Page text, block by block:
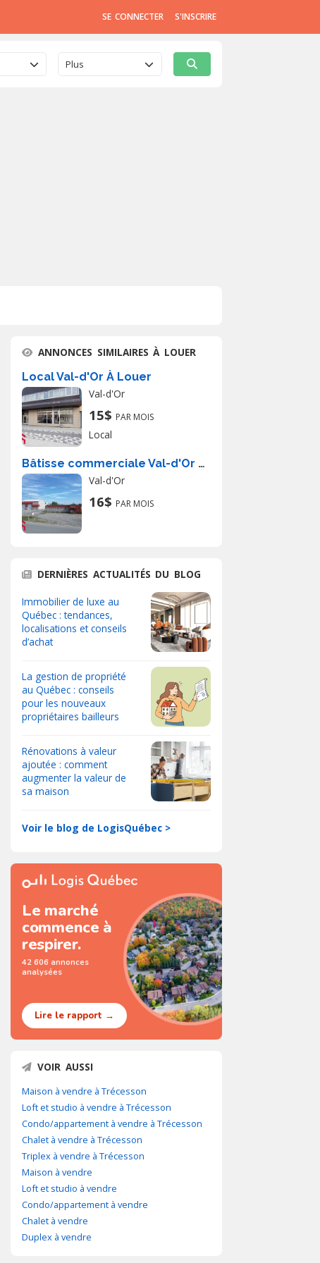
SE CONNECTER S'INSCRIRE
Plus
ANNONCES SIMILAIRES À LOUER
Local Val-d'Or À Louer
Val-d'Or
15$ PAR MOIS
Local
Bâtisse commerciale Val-d'Or À Louer
Val-d'Or
16$ PAR MOIS
DERNIÈRES ACTUALITÉS DU BLOG
Immobilier de luxe au
Québec : tendances,
localisations et conseils
d’achat
La gestion de propriété
au Québec : conseils
pour les nouveaux
propriétaires bailleurs
Rénovations à valeur
ajoutée : comment
augmenter la valeur de
sa maison
Voir le blog de LogisQuébec >
Le marché
commence à
respirer.
42 606 annonces
analysées
Lire le rapport →
VOIR AUSSI
Maison à vendre à Trécesson
Loft et studio à vendre à Trécesson
Condo/appartement à vendre à Trécesson
Chalet à vendre à Trécesson
Triplex à vendre à Trécesson
Maison à vendre
Loft et studio à vendre
Condo/appartement à vendre
Chalet à vendre
Duplex à vendre